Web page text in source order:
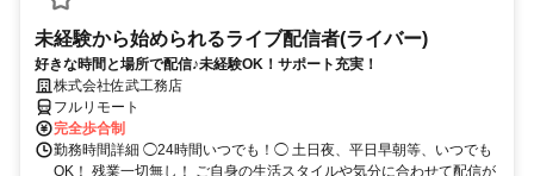
未経験から始められるライブ配信者(ライバー)
好きな時間と場所で配信♪未経験OK！サポート充実！
株式会社佐武工務店
フルリモート
完全歩合制
勤務時間詳細 ◯24時間いつでも！◯ 土日夜、平日早朝等、いつでも
OK！ 残業一切無し！ ご自身の生活スタイルや気分に合わせて配信が